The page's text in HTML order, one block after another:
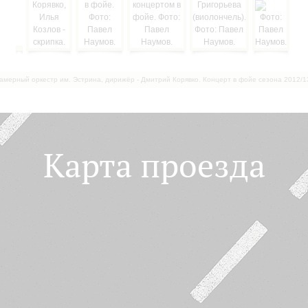
оркестр им. Эстрина, дирижёр - Дмитрий Корявко. Концерт в фойе сезона 2012/
Карта проезда